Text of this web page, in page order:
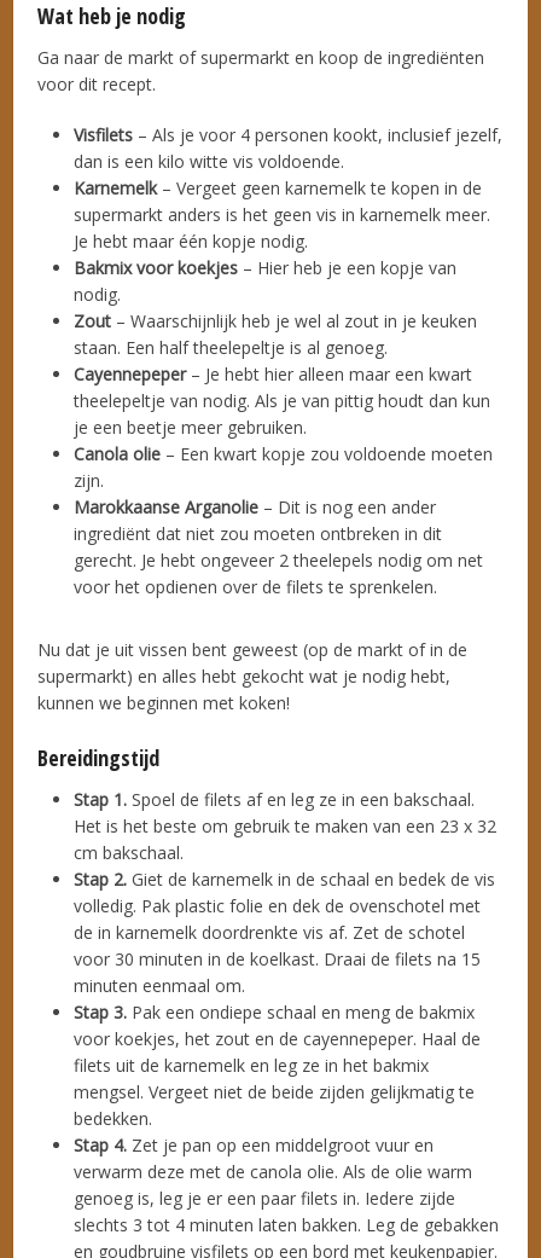
Wat heb je nodig
Ga naar de markt of supermarkt en koop de ingrediënten
voor dit recept.
Visfilets – Als je voor 4 personen kookt, inclusief jezelf,
dan is een kilo witte vis voldoende.
Karnemelk– Vergeet geen karnemelk te kopen in de
supermarkt anders is het geen vis in karnemelk meer.
Je hebt maar één kopje nodig.
Bakmix voor koekjes – Hier heb je een kopje van
nodig.
Zout – Waarschijnlijk heb je wel al zout in je keuken
staan. Een half theelepeltje is al genoeg.
Cayennepeper– Je hebt hier alleen maar een kwart
theelepeltje van nodig. Als je van pittig houdt dan kun
je een beetje meer gebruiken.
Canola olie – Een kwart kopje zou voldoende moeten
zijn.
Marokkaanse Arganolie – Dit is nog een ander
ingrediënt dat niet zou moeten ontbreken in dit
gerecht. Je hebt ongeveer 2 theelepels nodig om net
voor het opdienen over de filets te sprenkelen.
Nu dat je uit vissen bent geweest (op de markt of in de
supermarkt) en alles hebt gekocht wat je nodig hebt,
kunnen we beginnen met koken!
Bereidingstijd
Stap 1. Spoel de filets af en leg ze in een bakschaal.
Het is het beste om gebruik te maken van een 23 x 32
cm bakschaal.
Stap 2. Giet de karnemelk in de schaal en bedek de vis
volledig. Pak plastic folie en dek de ovenschotel met
de in karnemelk doordrenkte vis af. Zet de schotel
voor 30 minuten in de koelkast. Draai de filets na 15
minuten eenmaal om.
Stap 3. Pak een ondiepe schaal en meng de bakmix
voor koekjes, het zout en de cayennepeper. Haal de
filets uit de karnemelk en leg ze in het bakmix
mengsel. Vergeet niet de beide zijden gelijkmatig te
bedekken.
Stap 4. Zet je pan op een middelgroot vuur en
verwarm deze met de canola olie. Als de olie warm
genoeg is, leg je er een paar filets in. Iedere zijde
slechts 3 tot 4 minuten laten bakken. Leg de gebakken
en goudbruine visfilets op een bord met keukenpapier.